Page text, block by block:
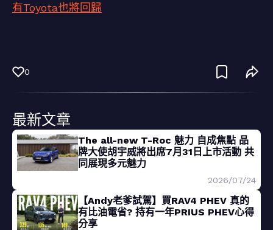
有Toyota也將回歸
0
最新文章
The all-new T-Roc 魅力 自成焦點 品
牌大使胡宇威將出席7月31日上市活動 共
同展現多元魅力
2026/07/24
【Andy老爹試駕】買RAV4 PHEV 真的
有比油電省? 持有一年PRIUS PHEV心得
分享